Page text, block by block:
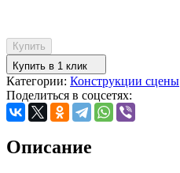
Купить
Купить в 1 клик
Категории: Конструкции сцены
Поделиться в соцсетях:
Описание